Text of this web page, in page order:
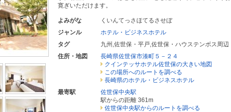
寛ぎいただけます。
よみがな
くいんてっさほてるさせぼ
ジャンル
ホテル・ビジネスホテル
タグ
九州 ,佐世保・平戸,佐世保・ハウステンボス周辺
住所・地図
長崎県佐世保市湊町５－２４
クインテッサホテル佐世保の大きい地図
この場所へのルートを調べる
長崎県のホテル・ビジネスホテル
最寄駅
佐世保中央駅
駅からの距離 361m
佐世保中央駅からのルートを調べる